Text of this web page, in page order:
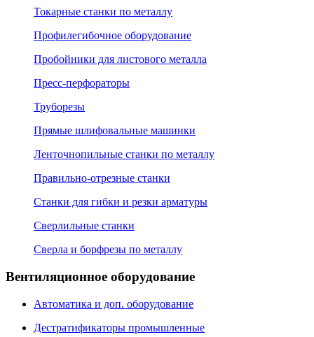
Токарные станки по металлу
Профилегибочное оборудование
Пробойники для листового металла
Пресс-перфораторы
Труборезы
Прямые шлифовальные машинки
Ленточнопильные станки по металлу
Правильно-отрезные станки
Станки для гибки и резки арматуры
Сверлильные станки
Сверла и борфрезы по металлу
Вентиляционное оборудование
Автоматика и доп. оборудование
Дестратификаторы промышленные